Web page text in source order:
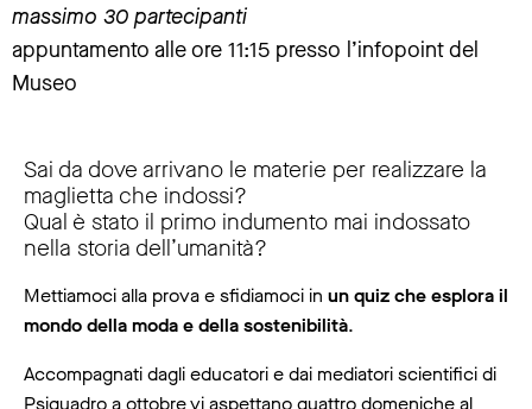
massimo 30 partecipanti
appuntamento alle ore 11:15 presso l’infopoint del
Museo
Sai da dove arrivano le materie per realizzare la
maglietta che indossi?
Qual è stato il primo indumento mai indossato
nella storia dell’umanità?
Mettiamoci alla prova e sfidiamoci in un quiz che esplora il
mondo della moda e della sostenibilità.
Accompagnati dagli educatori e dai mediatori scientifici di
Psiquadro a ottobre vi aspettano quattro domeniche al